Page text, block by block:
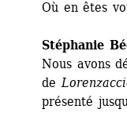
Où en êtes
Stéphanie
Nous avons
de
présenté